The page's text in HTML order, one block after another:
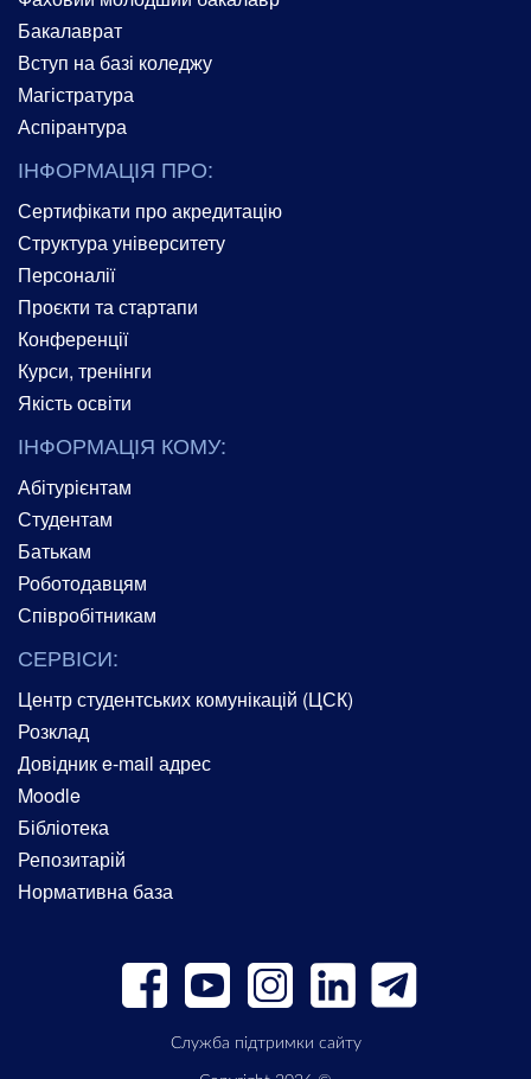
Бакалаврат
Вступ на базі коледжу
Магістратура
Аспірантура
ІНФОРМАЦІЯ ПРО:
Сертифікати про акредитацію
Структура університету
Персоналії
Проєкти та стартапи
Конференції
Курси, тренінги
Якість освіти
ІНФОРМАЦІЯ КОМУ:
Абітурієнтам
Студентам
Батькам
Роботодавцям
Співробітникам
СЕРВІСИ:
Центр студентських комунікацій (ЦСК)
Розклад
Довідник e-mail адрес
Moodle
Бібліотека
Репозитарій
Нормативна база
Служба підтримки сайту